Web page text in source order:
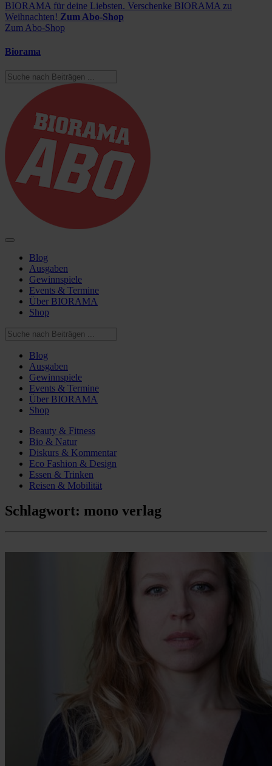
BIORAMA für deine Liebsten. Verschenke BIORAMA zu
Weihnachten! Zum Abo-Shop
Zum Abo-Shop
Biorama
Blog
Ausgaben
Gewinnspiele
Events & Termine
Über BIORAMA
Shop
Blog
Ausgaben
Gewinnspiele
Events & Termine
Über BIORAMA
Shop
Beauty & Fitness
Bio & Natur
Diskurs & Kommentar
Eco Fashion & Design
Essen & Trinken
Reisen & Mobilität
Schlagwort: mono verlag